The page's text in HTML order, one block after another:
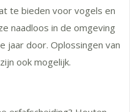
te bieden voor vogels en
naadloos in de omgeving
jaar door. Oplossingen van
ook mogelijk.